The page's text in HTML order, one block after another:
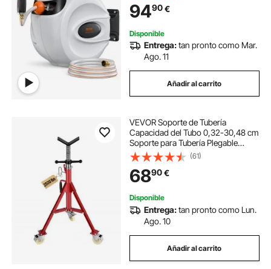
Automático y Soporte Giratorio de
180°
9490€
Disponible
Entrega:tan pronto como Mar.
Ago. 11
Añadir al carrito
VEVOR Soporte de Tubería
Capacidad del Tubo 0,32-30,48 cm
Soporte para Tubería Plegable
Cabeza V Altura 71-131 cm
Capacidad de Carga 400 kg
Soporte Alto de Tubo para Roscado
Corte de Orificio Ranurado
(61)
6890€
Disponible
Entrega:tan pronto como Lun.
Ago. 10
Añadir al carrito